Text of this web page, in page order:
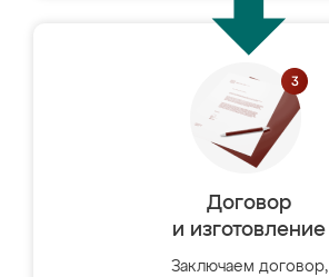
Договор
и изготовление
Заключаем договор,